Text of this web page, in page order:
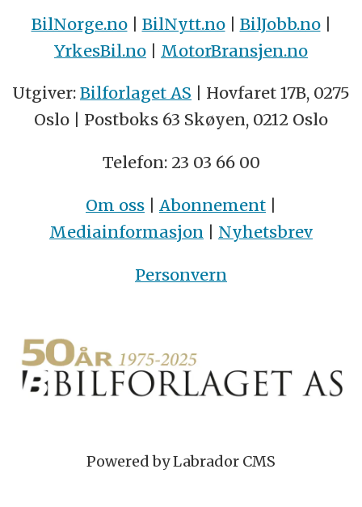
BilNorge.no| BilNytt.no| BilJobb.no|
YrkesBil.no | MotorBransjen.no
Utgiver: Bilforlaget AS | Hovfaret 17B, 0275
Oslo | Postboks 63 Skøyen, 0212 Oslo
Telefon: 23 03 66 00
Om oss Abonnement
Mediainformasjon
Nyhetsbrev
Personvern
Powered by Labrador CMS